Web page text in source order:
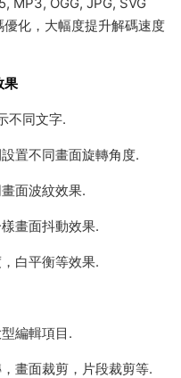
化，大幅度提升解碼速度
果
不同文字.
置不同畫面旋轉角度.
面波紋效果.
畫面抖動效果.
白平衡等效果.
編輯項目.
畫面裁剪，片段裁剪等.